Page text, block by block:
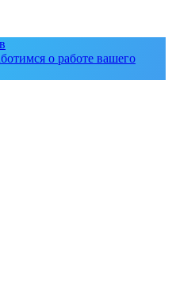
о работе вашего